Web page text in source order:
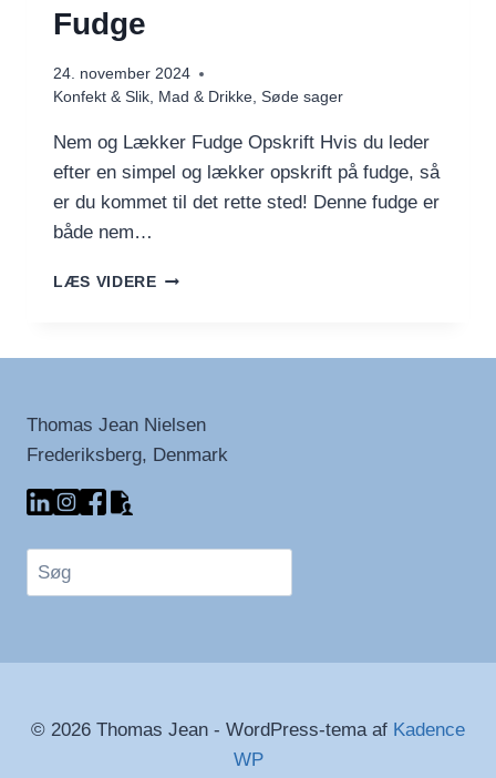
Fudge
24. november 2024
Konfekt & Slik, Mad & Drikke, Søde sager
Nem og Lækker Fudge Opskrift Hvis du leder
efter en simpel og lækker opskrift på fudge, så
er du kommet til det rette sted! Denne fudge er
både nem…
LÆS VIDEREFUDGE
Thomas Jean Nielsen
Frederiksberg, Denmark
Søg
© 2026 Thomas Jean - WordPress-tema af Kadence
WP